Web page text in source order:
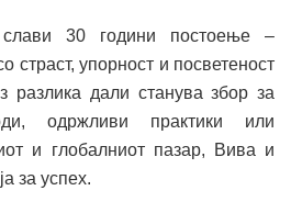
30 години постоење –
страст, упорност и посветеност
разлика дали станува збор за
одржливи практики или
и глобалниот пазар, Вива и
за успех.